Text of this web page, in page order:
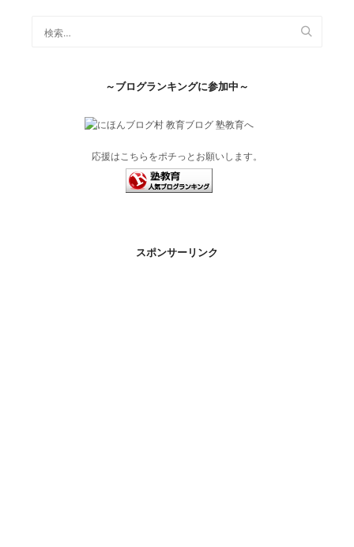
～ブログランキングに参加中～
応援はこちらをポチっとお願いします。
スポンサーリンク